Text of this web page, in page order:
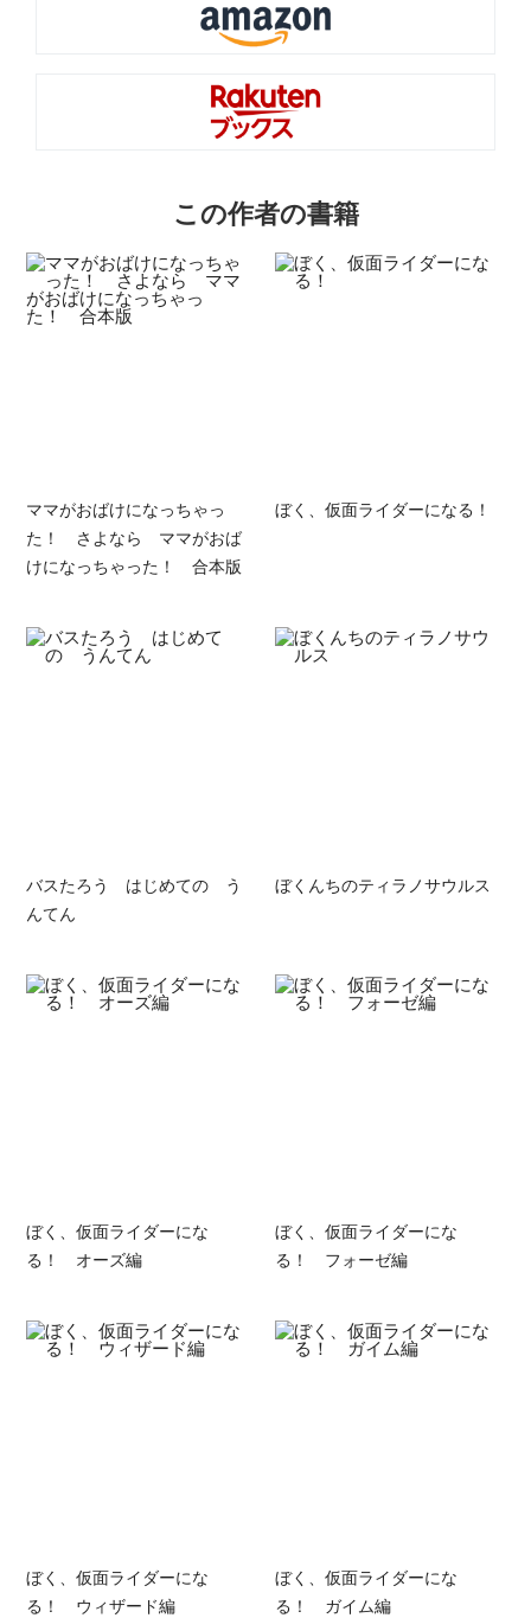
この作者の書籍
ママがおばけになっちゃっ
た！ さよなら ママがおば
けになっちゃった！ 合本版
ぼく、仮面ライダーになる！
バスたろう はじめての う
んてん
ぼくんちのティラノサウルス
ぼく、仮面ライダーにな
る！ オーズ編
ぼく、仮面ライダーにな
る！ フォーゼ編
ぼく、仮面ライダーにな
る！ ウィザード編
ぼく、仮面ライダーにな
る！ ガイム編